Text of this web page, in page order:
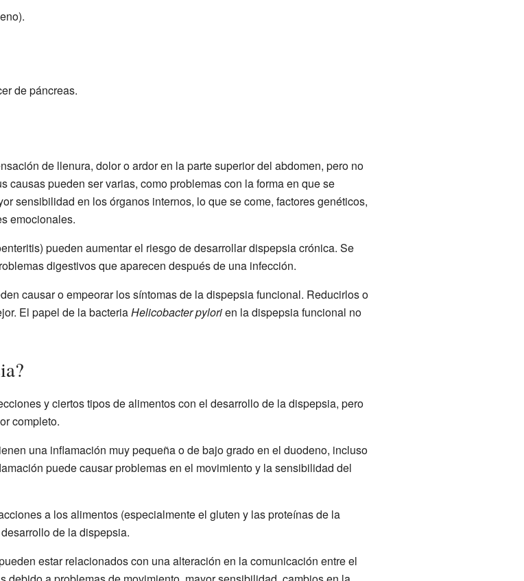
de páncreas.
de llenura, dolor o ardor en la parte superior del abdomen, pero no
causas pueden ser varias, como problemas con la forma en que se
sensibilidad en los órganos internos, lo que se come, factores genéticos,
emocionales.
pueden aumentar el riesgo de desarrollar dispepsia crónica. Se
digestivos que aparecen después de una infección.
causar o empeorar los síntomas de la dispepsia funcional. Reducirlos o
El papel de la bacteriaHelicobacter pylorien la dispepsia funcional no
y ciertos tipos de alimentos con el desarrollo de la dispepsia, pero
completo.
una inflamación muy pequeña o de bajo grado en el duodeno, incluso
puede causar problemas en el movimiento y la sensibilidad del
a los alimentos (especialmente el gluten y las proteínas de la
de la dispepsia.
estar relacionados con una alteración en la comunicación entre el